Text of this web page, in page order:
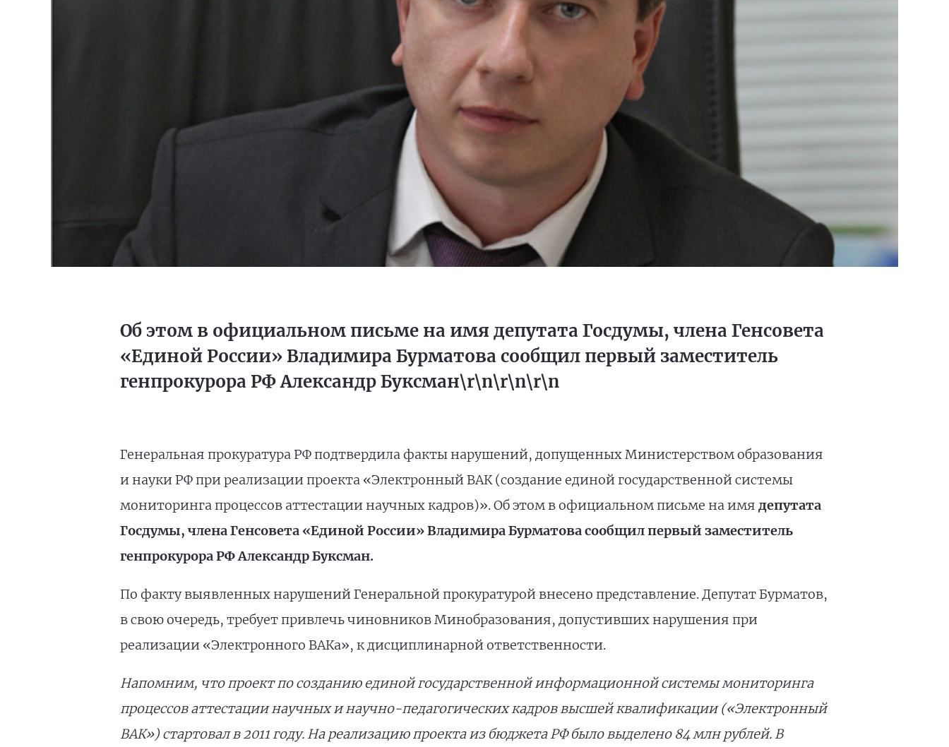
Об этом в официальном письме на имя депутата Госдумы, члена Генсовета
«Единой России» Владимира Бурматова сообщил первый заместитель
генпрокурора РФ Александр Буксман\r\n\r\n\r\n
Генеральная прокуратура РФ подтвердила факты нарушений, допущенных Министерством образования
и науки РФ при реализации проекта «Электронный ВАК (создание единой государственной системы
мониторинга процессов аттестации научных кадров)». Об этом в официальном письме на имя депутата
Госдумы, члена Генсовета «Единой России» Владимира Бурматова сообщил первый заместитель
генпрокурора РФ Александр Буксман.
По факту выявленных нарушений Генеральной прокуратурой внесено представление. Депутат Бурматов,
в свою очередь, требует привлечь чиновников Минобразования, допустивших нарушения при
реализации «Электронного ВАКа», к дисциплинарной ответственности.
Напомним, что проект по созданию единой государственной информационной системы мониторинга
процессов аттестации научных и научно-педагогических кадров высшей квалификации («Электронный
ВАК») стартовал в 2011 году. На реализацию проекта из бюджета РФ было выделено 84 млн рублей. В